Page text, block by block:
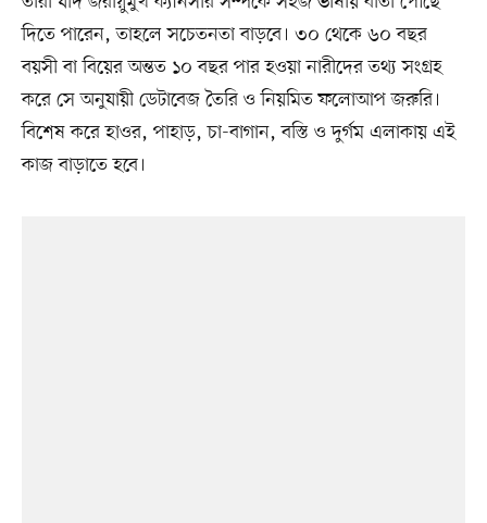
দিতে পারেন, তাহলে সচেতনতা বাড়বে। ৩০ থেকে ৬০ বছর
বয়সী বা বিয়ের অন্তত ১০ বছর পার হওয়া নারীদের তথ্য সংগ্রহ
করে সে অনুযায়ী ডেটাবেজ তৈরি ও নিয়মিত ফলোআপ জরুরি।
বিশেষ করে হাওর, পাহাড়, চা-বাগান, বস্তি ও দুর্গম এলাকায় এই
কাজ বাড়াতে হবে।